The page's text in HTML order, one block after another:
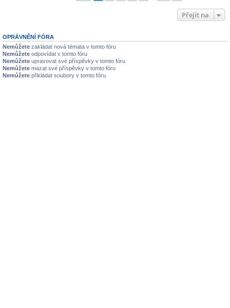
Přejít na
OPRÁVNĚNÍ FÓRA
Nemůžete zakládat nová témata v tomto fóru
Nemůžete odpovídat v tomto fóru
Nemůžete upravovat své příspěvky v tomto fóru
Nemůžete mazat své příspěvky v tomto fóru
Nemůžete přikládat soubory v tomto fóru